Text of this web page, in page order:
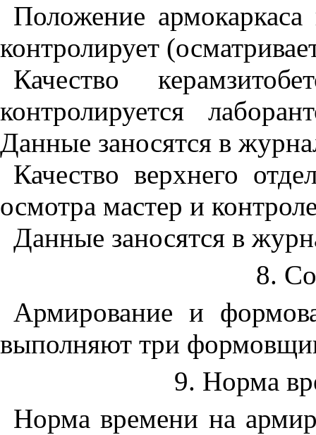
Положение
контролирует
Качество
контролируется
Данные заносятся в
Качество верхнего
осмотра мастер и
Данные заносятся в
8.
Армирование и
выполняют три
9. Норма
Норма времени на